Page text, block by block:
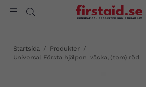
Startsida / Produkter /
Universal Första hjälpen-väska, (tom) röd -